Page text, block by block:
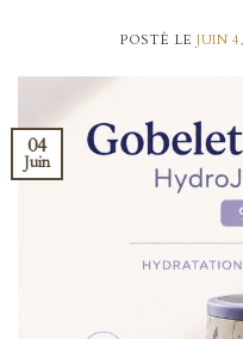
POSTÉ LEJUIN
04
Juin